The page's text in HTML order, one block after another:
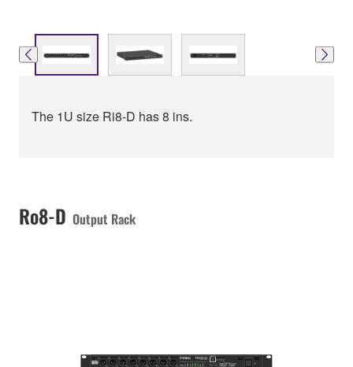
The 1U size Ri8-D has 8 ins.
Ro8-D Output Rack